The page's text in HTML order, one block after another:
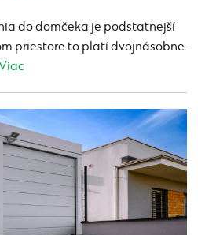
do domčeka je podstatnejší
priestore to platí dvojnásobne.